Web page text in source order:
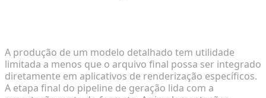
A produção de um modelo detalhado tem utilidade
limitada a menos que o arquivo final possa ser integrado
diretamente em aplicativos de renderização específicos.
A etapa final do pipeline de geração lida com a